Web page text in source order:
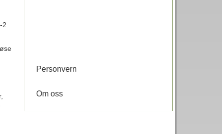
2
Personvern
Om oss